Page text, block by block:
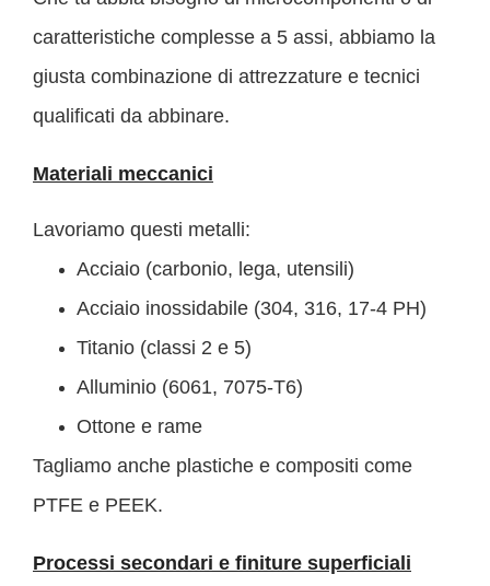
caratteristiche complesse a 5 assi, abbiamo la
giusta combinazione di attrezzature e tecnici
qualificati da abbinare.
Materiali meccanici
Lavoriamo questi metalli:
Acciaio (carbonio, lega, utensili)
Acciaio inossidabile (304, 316, 17-4 PH)
Titanio (classi 2 e 5)
Alluminio (6061, 7075-T6)
Ottone e rame
Tagliamo anche plastiche e compositi come
PTFE e PEEK.
Processi secondari e finiture superficiali